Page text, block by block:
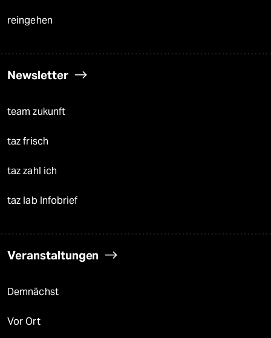
reingehen
Newsletter
team zukunft
taz frisch
taz zahl ich
taz lab Infobrief
Veranstaltungen
Demnächst
Vor Ort